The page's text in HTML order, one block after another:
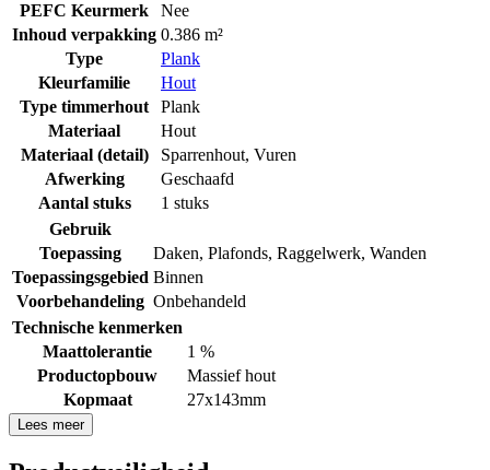
PEFC Keurmerk
Nee
Inhoud verpakking 0.386 m²
Type
Plank
Kleurfamilie
Hout
Type timmerhout
Plank
Materiaal
Hout
Materiaal (detail)
Sparrenhout, Vuren
Afwerking
Geschaafd
Aantal stuks
1 stuks
Gebruik
Toepassing
Daken, Plafonds, Raggelwerk, Wanden
Toepassingsgebied Binnen
Voorbehandeling Onbehandeld
Technische kenmerken
Maattolerantie
1 %
Productopbouw
Massief hout
Kopmaat
27x143mm
Lees meer